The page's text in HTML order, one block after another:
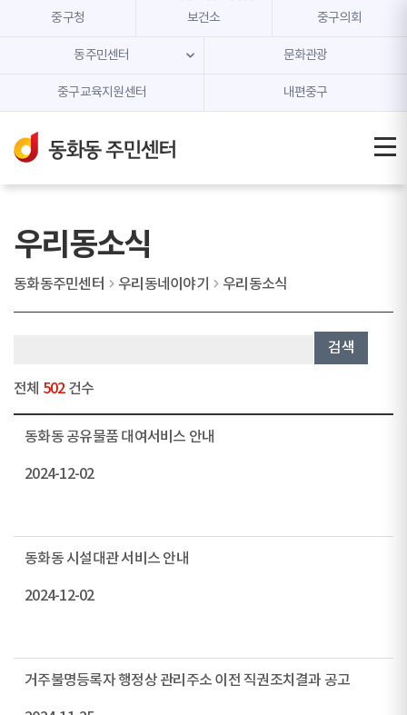
본문 내용 바로가기
주메뉴 바로가기
중구청 보건소 중구의회
동주민센터 문화관광
중구교육지원센터 내편중구
우리동소식
동화동주민센터 우리동네이야기 우리동소식
검색
전체 502건수
동화동 공유물품 대여서비스 안내
2024-12-02
동화동 시설대관 서비스 안내
2024-12-02
거주불명등록자 행정상 관리주소 이전 직권조치결과 공고